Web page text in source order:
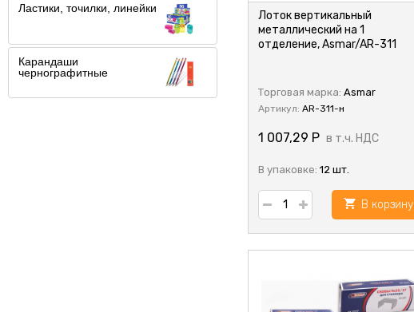
Ластики, точилки, линейки
Карандаши
чернографитные
Лоток вертикальный
металлический на 1
отделение, Asmar/AR-311
Торговая марка: Asmar
Артикул: AR-311-н
1 007,29 Р в т.ч. НДС
В упаковке: 12 шт.
В корзину